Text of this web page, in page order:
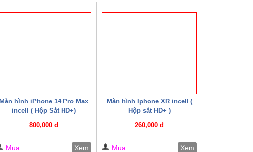
Màn hình iPhone 14 Pro Max
incell ( Hộp Sắt HD+)
800,000 đ
Mua Xem
Màn hình Iphone XR incell (
Hộp sắt HD+ )
260,000 đ
Mua Xem